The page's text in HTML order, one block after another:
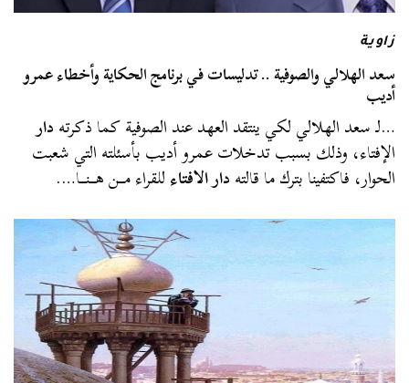
زاوية
سعد الهلالي والصوفية .. تدليسات في برنامج الحكاية وأخطاء عمرو
أديب
…لـ سعد الهلالي لكي ينتقد العهد عند الصوفية كما ذكرتهدار
الإفتاء، وذلك بسبب تدخلات عمرو أديب بأسئلته التي شعبت
الحوار، فاكتفينا بترك ما قالتهدار الافتاءللقراء مـــن هـــنـــا….